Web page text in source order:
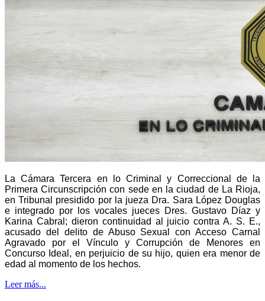
La Cámara Tercera en lo Criminal y Correccional de la
Primera Circunscripción con sede en la ciudad de La Rioja,
en Tribunal presidido por la jueza Dra. Sara López Douglas
e integrado por los vocales jueces Dres. Gustavo Díaz y
Karina Cabral; dieron continuidad al juicio contra A. S. E.,
acusado del delito de Abuso Sexual con Acceso Carnal
Agravado por el Vínculo y Corrupción de Menores en
Concurso Ideal, en perjuicio de su hijo, quien era menor de
edad al momento de los hechos.
Leer más...